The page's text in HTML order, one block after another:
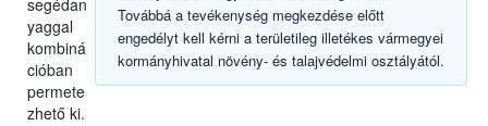
Továbbá a tevékenység megkezdése előtt
engedélyt kell kérni a területileg illetékes vármegyei
kormányhivatal növény- és talajvédelmi osztályától.
segédan
yaggal
kombiná
cióban
permete
zhető ki.